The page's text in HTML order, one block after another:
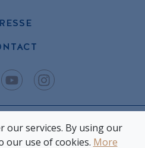
CONFIDENTIALITÉ |MENTIONS
our services. By using our
our use of cookies. More